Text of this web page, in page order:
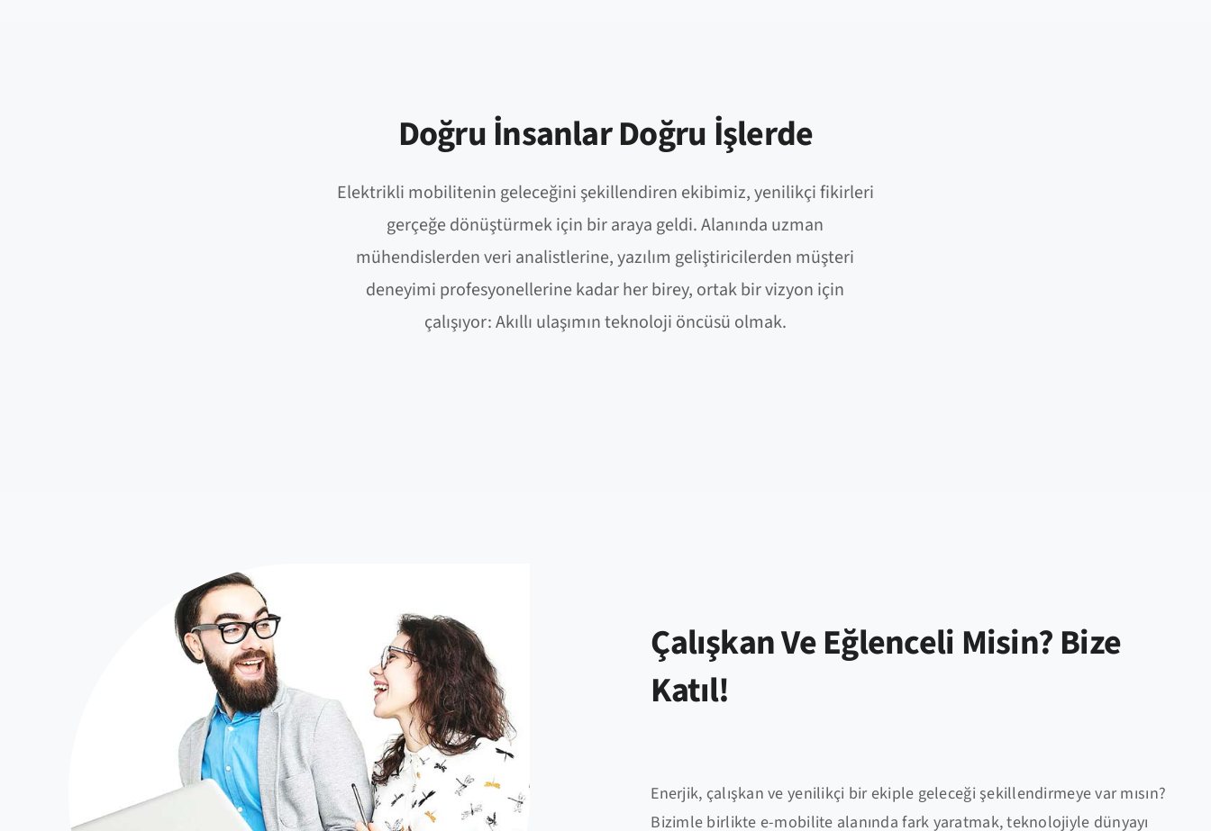
Doğru İnsanlar Doğru İşlerde
Elektrikli mobilitenin geleceğini şekillendiren ekibimiz, yenilikçi fikirleri
gerçeğe dönüştürmek için bir araya geldi. Alanında uzman
mühendislerden veri analistlerine, yazılım geliştiricilerden müşteri
deneyimi profesyonellerine kadar her birey, ortak bir vizyon için
çalışıyor: Akıllı ulaşımın teknoloji öncüsü olmak.
Çalışkan Ve Eğlenceli Misin? Bize
Katıl!
Enerjik, çalışkan ve yenilikçi bir ekiple geleceği şekillendirmeye var mısın?
Bizimle birlikte e-mobilite alanında fark yaratmak, teknolojiyle dünyayı